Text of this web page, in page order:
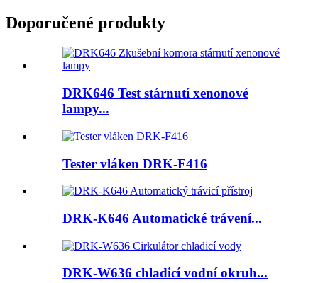
Doporučené produkty
DRK646 Test stárnutí xenonové
lampy...
Tester vláken DRK-F416
DRK-K646 Automatické trávení...
DRK-W636 chladicí vodní okruh...